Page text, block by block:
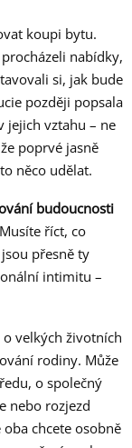
koupi bytu.
nabídky,
si, jak bude
později popsala
jejich vztahu – ne
poprvé jasně
něco udělat.
budoucnosti
říct, co
přesně ty
intimitu –
velkých životních
rodiny. Může
o společný
nebo rozjezd
chcete osobně